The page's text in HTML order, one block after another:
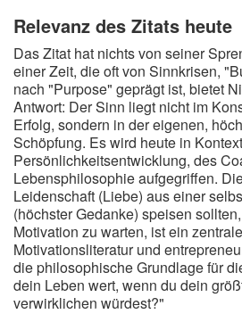
Relevanz des Zitats heute
Das Zitat hat nichts von seiner
einer Zeit, die oft von Sinnkrisen,
nach "Purpose" geprägt ist, bietet
Antwort: Der Sinn liegt nicht im
Erfolg, sondern in der eigenen,
Schöpfung. Es wird heute in
Persönlichkeitsentwicklung, des
Lebensphilosophie aufgegriffen.
Leidenschaft (Liebe) aus einer
(höchster Gedanke) speisen
Motivation zu warten, ist ein
Motivationsliteratur und
die philosophische Grundlage für
dein Leben wert, wenn du dein
verwirklichen würdest?"